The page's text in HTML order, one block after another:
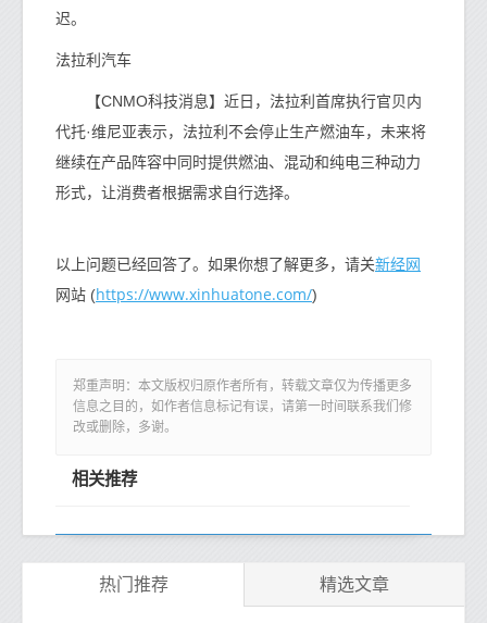
迟。
法拉利汽车
【CNMO科技消息】近日，法拉利首席执行官贝内
代托·维尼亚表示，法拉利不会停止生产燃油车，未来将
继续在产品阵容中同时提供燃油、混动和纯电三种动力
形式，让消费者根据需求自行选择。
以上问题已经回答了。如果你想了解更多，请关新经网
网站 (https://www.xinhuatone.com/)
郑重声明：本文版权归原作者所有，转载文章仅为传播更多
信息之目的，如作者信息标记有误，请第一时间联系我们修
改或删除，多谢。
相关推荐
热门推荐 精选文章